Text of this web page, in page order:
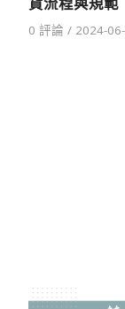
0 評論 / 2024-